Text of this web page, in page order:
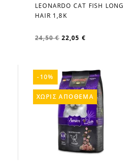
favorite_border
LEONARDO CAT FISH LONG
HAIR 1,8Κ
24,50 € 22,05 €
-10%
ΧΩΡΊΣ ΑΠΌΘΕΜΑ